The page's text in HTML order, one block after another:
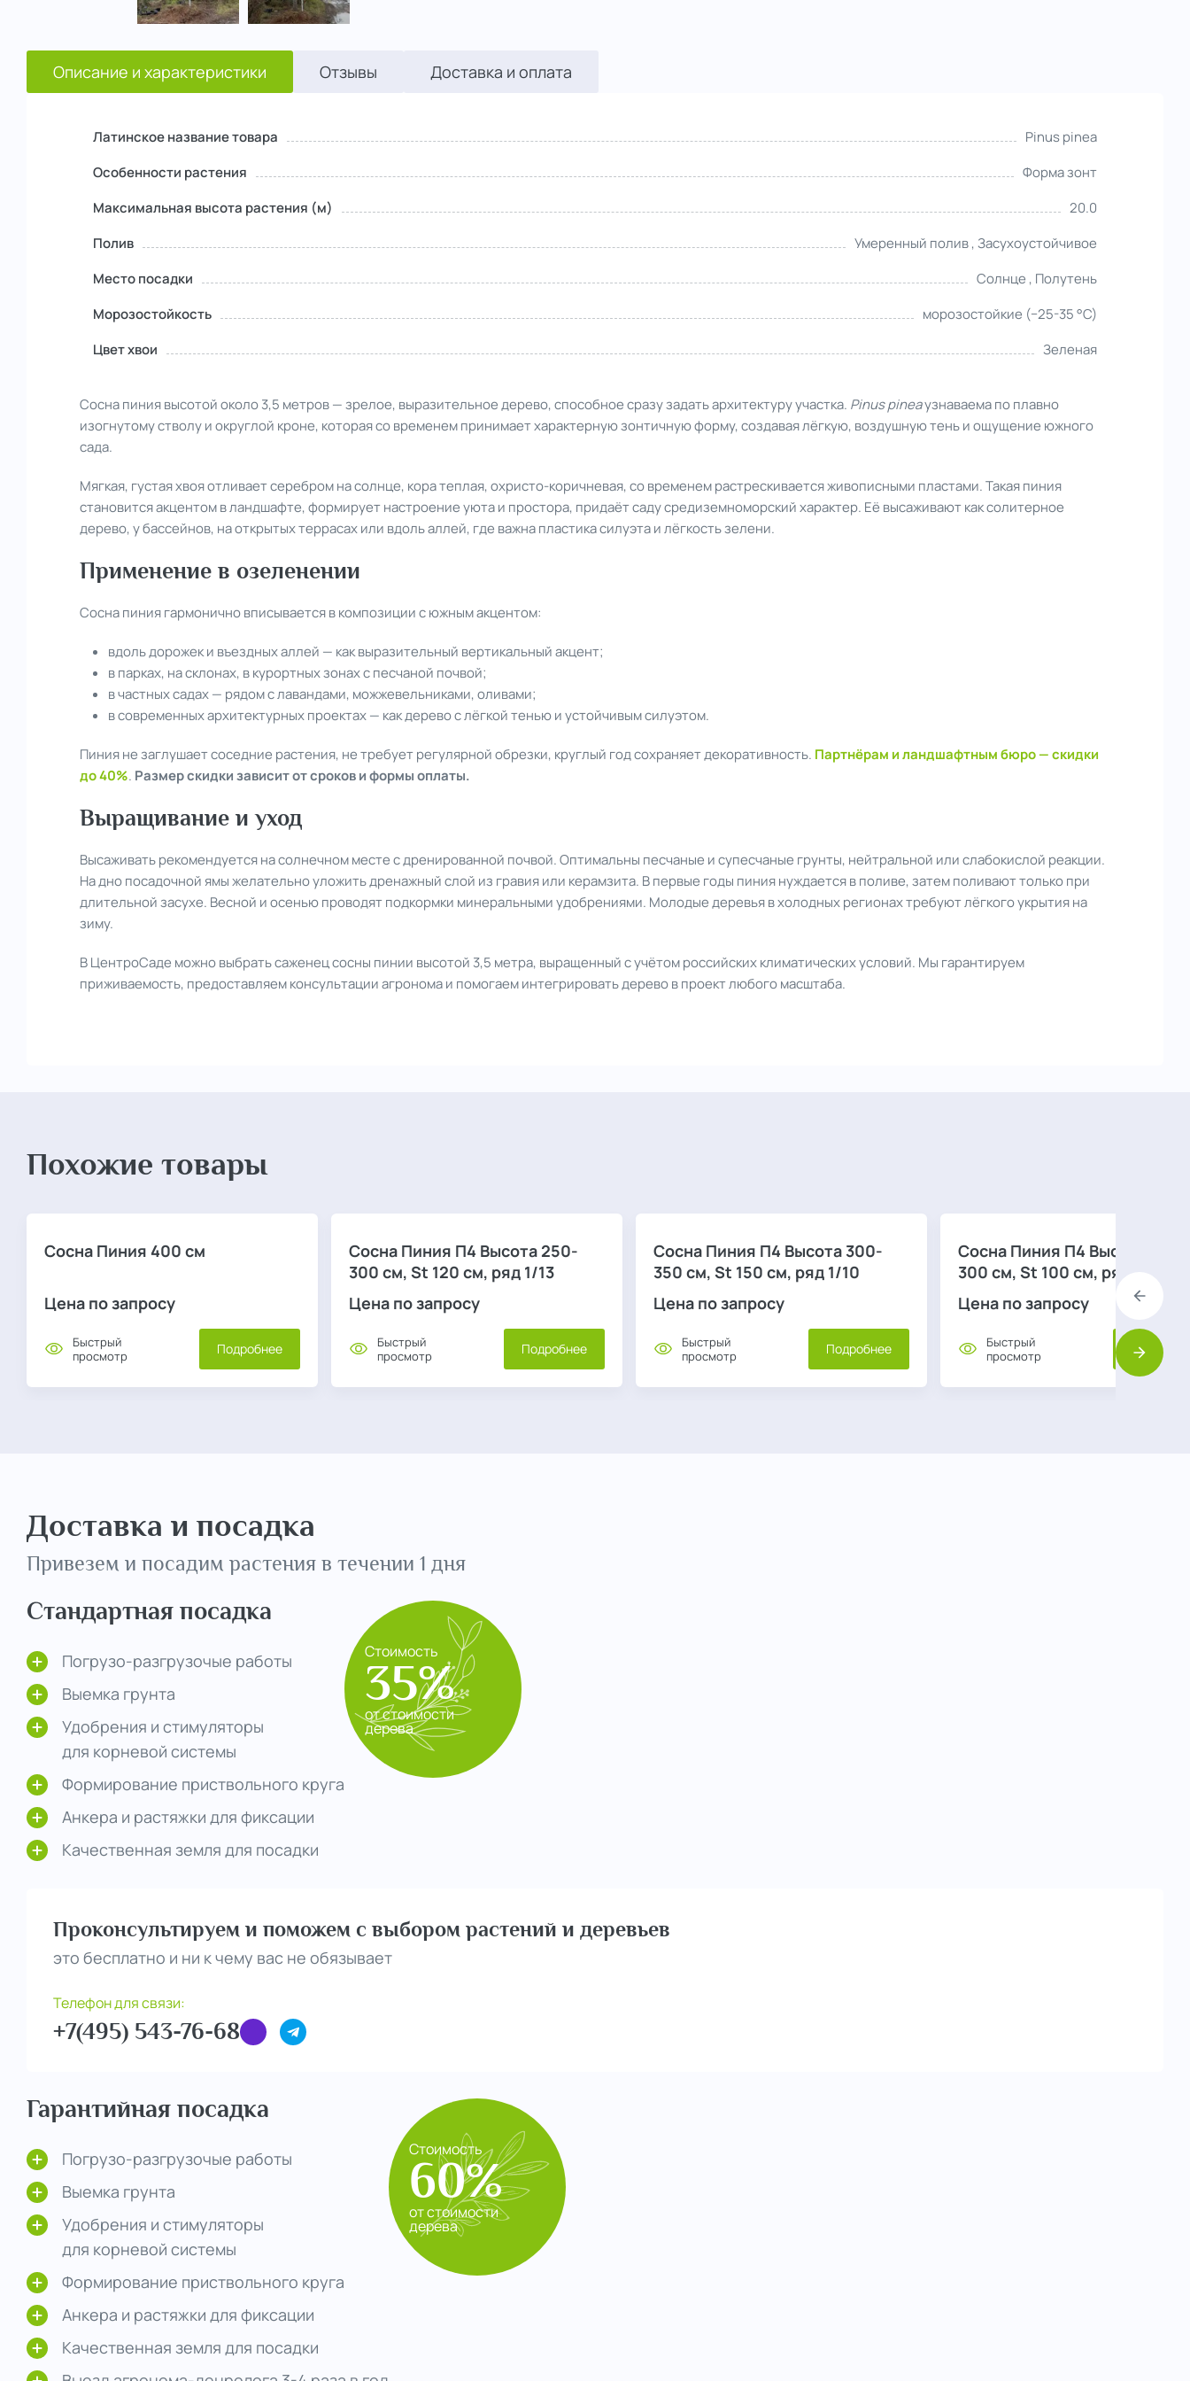
Описание и характеристики Отзывы Доставка и оплата
Латинское название товара
Pinus pinea
Особенности растения
Форма зонт
Максимальная высота растения (м)
20.0
Полив
Умеренный полив , Засухоустойчивое
Место посадки
Солнце , Полутень
Морозостойкость
морозостойкие (−25-35 °С)
Цвет хвои
Зеленая
Сосна пиния высотой около 3,5 метров — зрелое, выразительное дерево, способное сразу задать архитектуру участка. Pinus pineaузнаваема по плавно
изогнутому стволу и округлой кроне, которая со временем принимает характерную зонтичную форму, создавая лёгкую, воздушную тень и ощущение южного
сада.
Мягкая, густая хвоя отливает серебром на солнце, кора теплая, охристо-коричневая, со временем растрескивается живописными пластами. Такая пиния
становится акцентом в ландшафте, формирует настроение уюта и простора, придаёт саду средиземноморский характер. Её высаживают как солитерное
дерево, у бассейнов, на открытых террасах или вдоль аллей, где важна пластика силуэта и лёгкость зелени.
Применение в озеленении
Сосна пиния гармонично вписывается в композиции с южным акцентом:
вдоль дорожек и въездных аллей — как выразительный вертикальный акцент;
в парках, на склонах, в курортных зонах с песчаной почвой;
в частных садах — рядом с лавандами, можжевельниками, оливами;
в современных архитектурных проектах — как дерево с лёгкой тенью и устойчивым силуэтом.
Пиния не заглушает соседние растения, не требует регулярной обрезки, круглый год сохраняет декоративность. Партнёрам и ландшафтным бюро — скидки
до 40%. Размер скидки зависит от сроков и формы оплаты.
Выращивание и уход
Высаживать рекомендуется на солнечном месте с дренированной почвой. Оптимальны песчаные и супесчаные грунты, нейтральной или слабокислой реакции.
На дно посадочной ямы желательно уложить дренажный слой из гравия или керамзита. В первые годы пиния нуждается в поливе, затем поливают только при
длительной засухе. Весной и осенью проводят подкормки минеральными удобрениями. Молодые деревья в холодных регионах требуют лёгкого укрытия на
зиму.
В ЦентроСаде можно выбрать саженец сосны пинии высотой 3,5 метра, выращенный с учётом российских климатических условий. Мы гарантируем
приживаемость, предоставляем консультации агронома и помогаем интегрировать дерево в проект любого масштаба.
Похожие товары
Сосна Пиния 400 см
Цена по запросу
Быстрый
просмотр
Подробнее
Сосна Пиния П4 Высота 250-
300 см, St 120 см, ряд 1/13
Цена по запросу
Быстрый
просмотр
Подробнее
Сосна Пиния П4 Высота 300-
350 см, St 150 см, ряд 1/10
Цена по запросу
Быстрый
просмотр
Подробнее
Сосна Пиния П4 Высота 250-
300 см, St 100 см, ряд 1/4
Цена по запросу
Быстрый
просмотр
Назад
Вперед
Доставка и посадка
Привезем и посадим растения в течении 1 дня
Стандартная посадка
Погрузо-разгрузочые работы
Выемка грунта
Удобрения и стимуляторы
для корневой системы
Формирование приствольного круга
Анкера и растяжки для фиксации
Качественная земля для посадки
Стоимость
35%
от стоимости
дерева
Проконсультируем и поможем с выбором растений и деревьев
это бесплатно и ни к чему вас не обязывает
Телефон для связи:
+7(495) 543-76-68
Гарантийная посадка
Погрузо-разгрузочые работы
Выемка грунта
Удобрения и стимуляторы
для корневой системы
Формирование приствольного круга
Анкера и растяжки для фиксации
Качественная земля для посадки
Стоимость
60%
от стоимости
дерева